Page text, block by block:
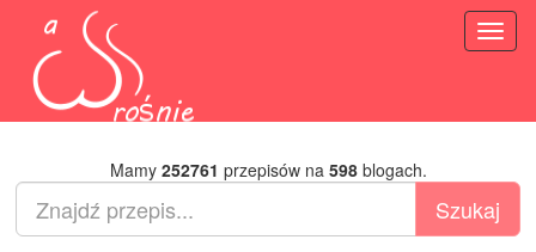
Mamy 252761 przepisów na 598blogach.